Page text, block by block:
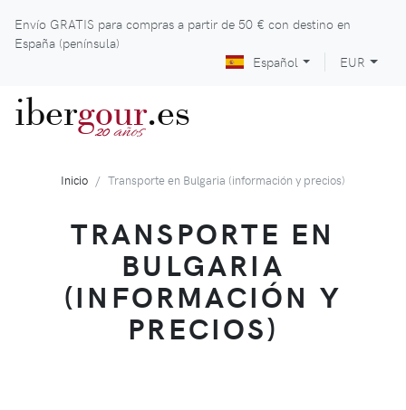
Envío GRATIS para compras a partir de 50 € con destino en
España (península)
Español
EUR
ibergour
20 años .es
Inicio Transporte en Bulgaria (información y precios)
TRANSPORTE EN
BULGARIA
(INFORMACIÓN Y
PRECIOS)